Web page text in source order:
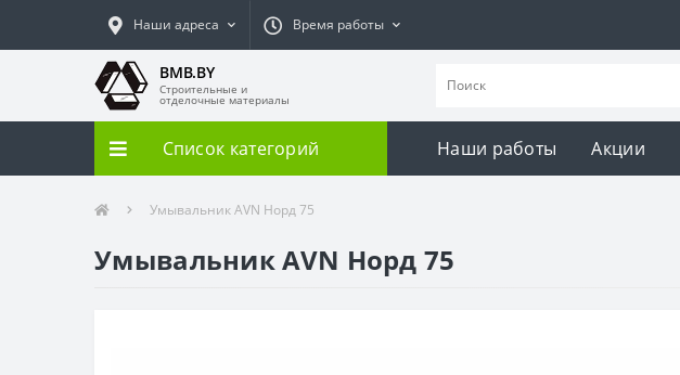
Наши адреса Время работы
BMB.BY
Строительные и
отделочные материалы
Список категорий Наши работы Акции
Умывальник AVN Норд 75
Умывальник AVN Норд 75